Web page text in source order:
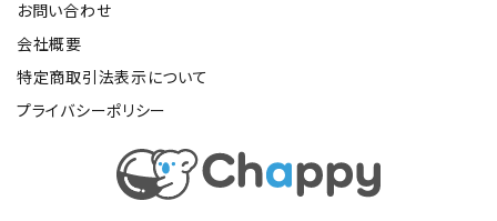
お問い合わせ
会社概要
特定商取引法表示について
プライバシーポリシー